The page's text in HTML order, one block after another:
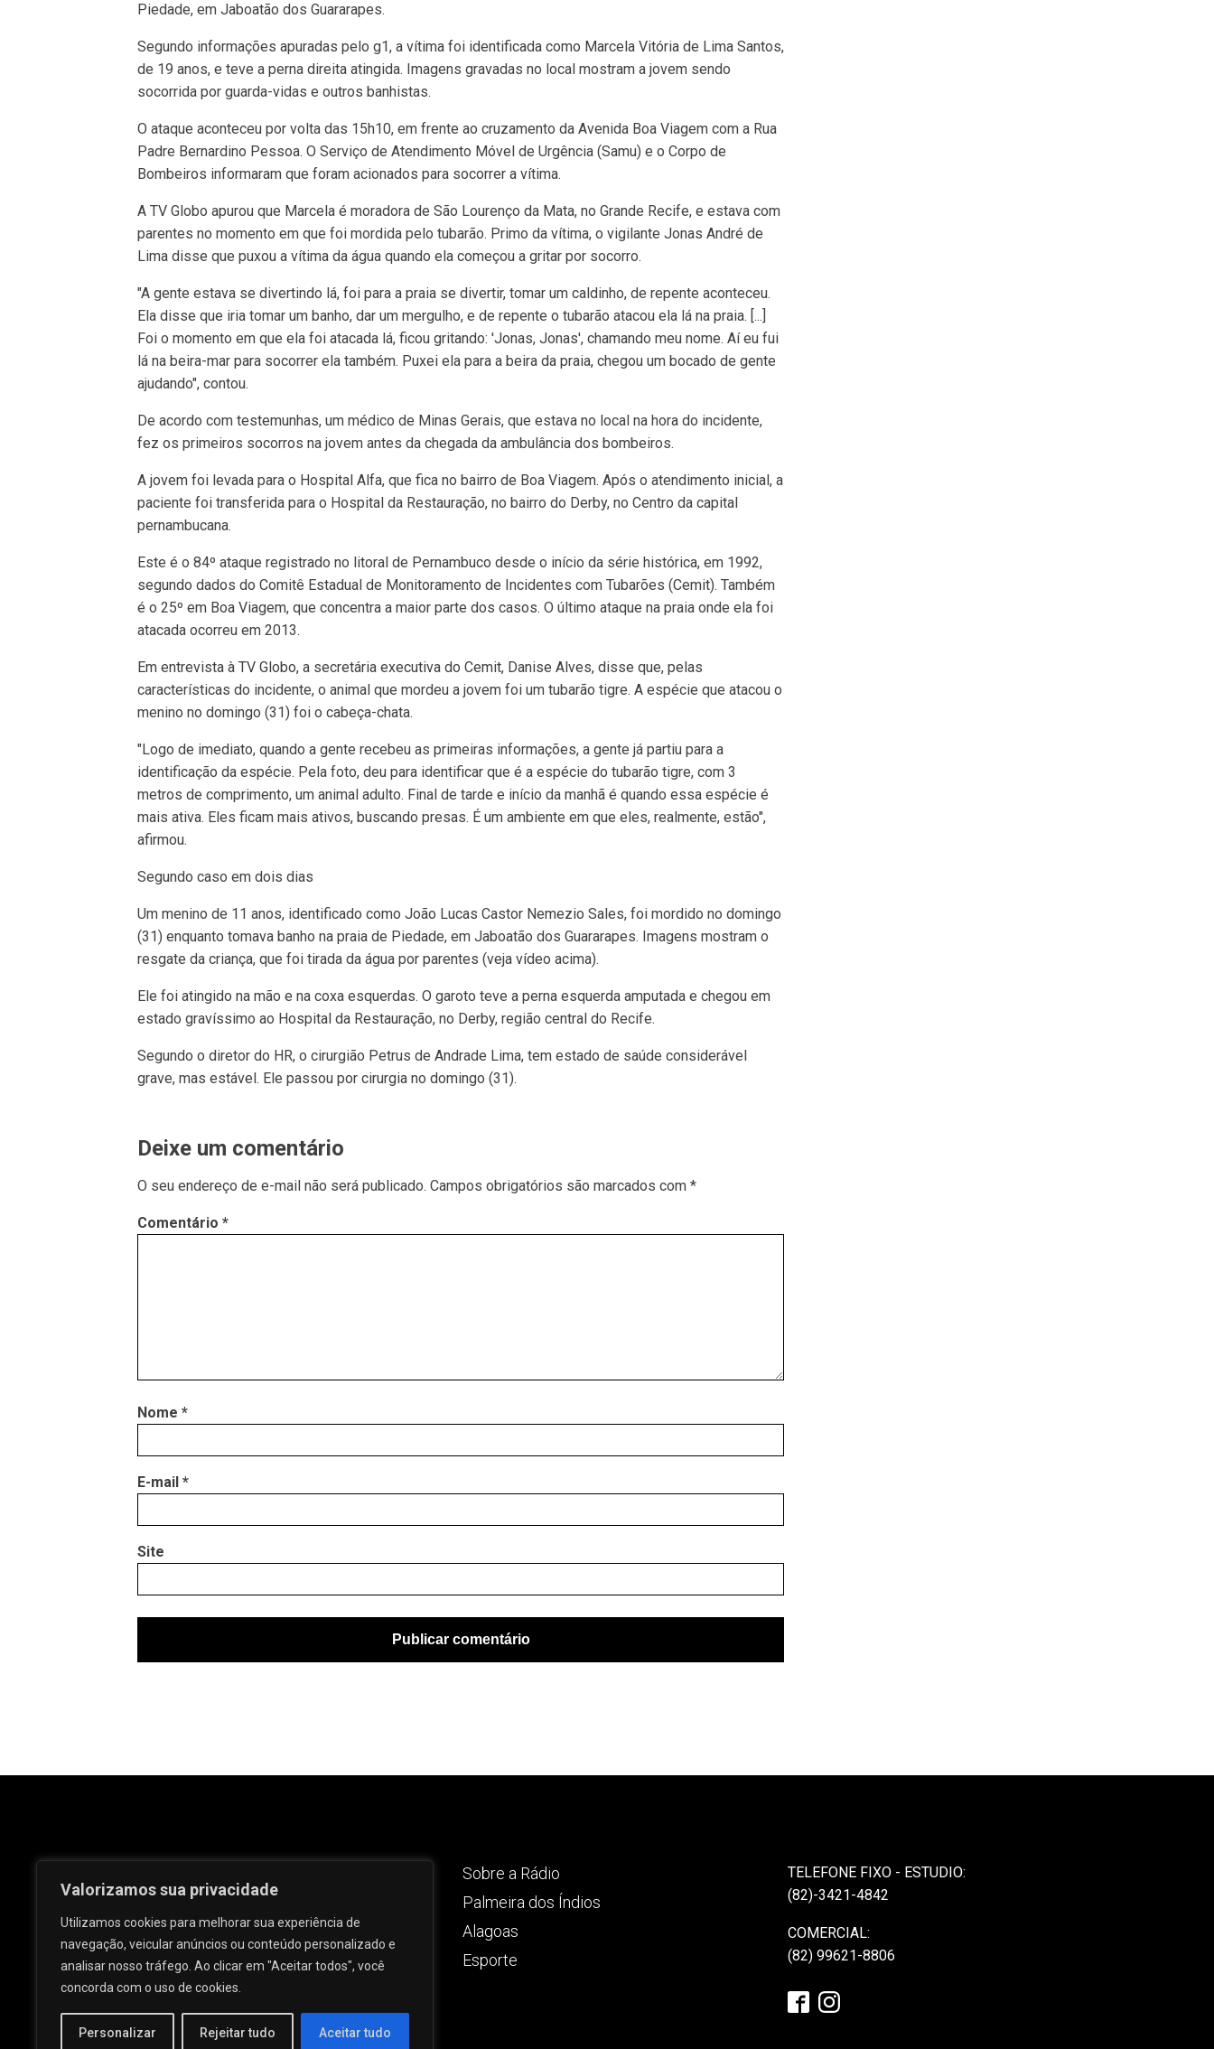
Valorizamos sua privacidade
Utilizamos cookies para melhorar sua experiência de
navegação, veicular anúncios ou conteúdo personalizado e
analisar nosso tráfego. Ao clicar em "Aceitar todos", você
concorda com o uso de cookies.
Personalizar Rejeitar tudo Aceitar tudo
Piedade, em Jaboatão dos Guararapes.
Segundo informações apuradas pelo g1, a vítima foi identificada como Marcela Vitória de Lima Santos,
de 19 anos, e teve a perna direita atingida. Imagens gravadas no local mostram a jovem sendo
socorrida por guarda-vidas e outros banhistas.
O ataque aconteceu por volta das 15h10, em frente ao cruzamento da Avenida Boa Viagem com a Rua
Padre Bernardino Pessoa. O Serviço de Atendimento Móvel de Urgência (Samu) e o Corpo de
Bombeiros informaram que foram acionados para socorrer a vítima.
A TV Globo apurou que Marcela é moradora de São Lourenço da Mata, no Grande Recife, e estava com
parentes no momento em que foi mordida pelo tubarão. Primo da vítima, o vigilante Jonas André de
Lima disse que puxou a vítima da água quando ela começou a gritar por socorro.
"A gente estava se divertindo lá, foi para a praia se divertir, tomar um caldinho, de repente aconteceu.
Ela disse que iria tomar um banho, dar um mergulho, e de repente o tubarão atacou ela lá na praia. [...]
Foi o momento em que ela foi atacada lá, ficou gritando: 'Jonas, Jonas', chamando meu nome. Aí eu fui
lá na beira-mar para socorrer ela também. Puxei ela para a beira da praia, chegou um bocado de gente
ajudando", contou.
De acordo com testemunhas, um médico de Minas Gerais, que estava no local na hora do incidente,
fez os primeiros socorros na jovem antes da chegada da ambulância dos bombeiros.
A jovem foi levada para o Hospital Alfa, que fica no bairro de Boa Viagem. Após o atendimento inicial, a
paciente foi transferida para o Hospital da Restauração, no bairro do Derby, no Centro da capital
pernambucana.
Este é o 84º ataque registrado no litoral de Pernambuco desde o início da série histórica, em 1992,
segundo dados do Comitê Estadual de Monitoramento de Incidentes com Tubarões (Cemit). Também
é o 25º em Boa Viagem, que concentra a maior parte dos casos. O último ataque na praia onde ela foi
atacada ocorreu em 2013.
Em entrevista à TV Globo, a secretária executiva do Cemit, Danise Alves, disse que, pelas
características do incidente, o animal que mordeu a jovem foi um tubarão tigre. A espécie que atacou o
menino no domingo (31) foi o cabeça-chata.
"Logo de imediato, quando a gente recebeu as primeiras informações, a gente já partiu para a
identificação da espécie. Pela foto, deu para identificar que é a espécie do tubarão tigre, com 3
metros de comprimento, um animal adulto. Final de tarde e início da manhã é quando essa espécie é
mais ativa. Eles ficam mais ativos, buscando presas. É um ambiente em que eles, realmente, estão",
afirmou.
Segundo caso em dois dias
Um menino de 11 anos, identificado como João Lucas Castor Nemezio Sales, foi mordido no domingo
(31) enquanto tomava banho na praia de Piedade, em Jaboatão dos Guararapes. Imagens mostram o
resgate da criança, que foi tirada da água por parentes (veja vídeo acima).
Ele foi atingido na mão e na coxa esquerdas. O garoto teve a perna esquerda amputada e chegou em
estado gravíssimo ao Hospital da Restauração, no Derby, região central do Recife.
Segundo o diretor do HR, o cirurgião Petrus de Andrade Lima, tem estado de saúde considerável
grave, mas estável. Ele passou por cirurgia no domingo (31).
Deixe um comentário
O seu endereço de e-mail não será publicado. Campos obrigatórios são marcados com *
Comentário *
Nome *
E-mail *
Site
Rua José e Maria Passos, nº 25 - Centro -
Palmeira dos Índios - AL.
Sobre a Rádio
Palmeira dos Índios
Alagoas
Esporte
TELEFONE FIXO - ESTUDIO:
(82)-3421-4842
COMERCIAL:
(82) 99621-8806